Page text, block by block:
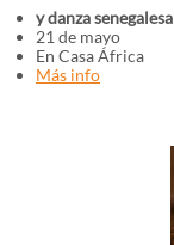
y danza senegalesa
21 de mayo
En Casa África
Más info